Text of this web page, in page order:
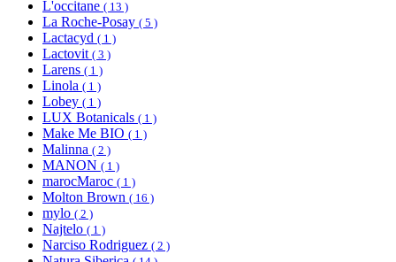
L'occitane ( 13 )
La Roche-Posay ( 5 )
Lactacyd ( 1 )
Lactovit ( 3 )
Larens ( 1 )
Linola ( 1 )
Lobey ( 1 )
LUX Botanicals ( 1 )
Make Me BIO ( 1 )
Malinna ( 2 )
MANON ( 1 )
marocMaroc ( 1 )
Molton Brown ( 16 )
mylo ( 2 )
Najtelo ( 1 )
Narciso Rodriguez ( 2 )